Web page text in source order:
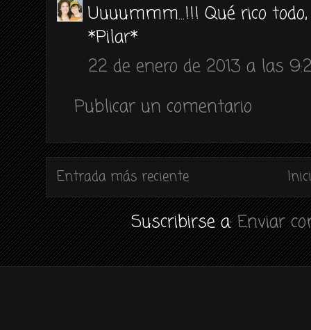
Uuuummm...!!! Qué rico
*Pilar*
22 de enero de 2013 a las
Publicar un comentario
Entrada más reciente
Suscribirse a:Enviar